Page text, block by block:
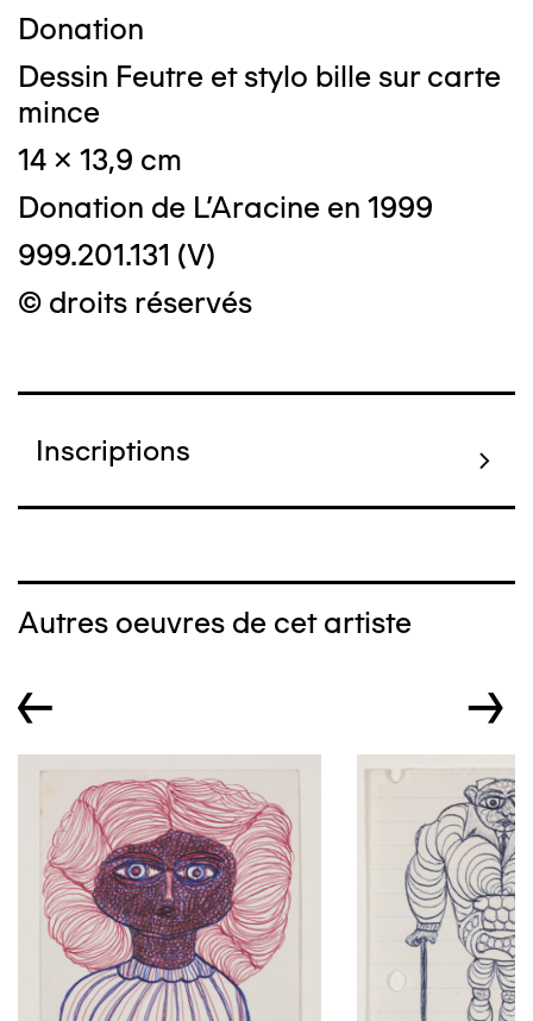
Donation
Dessin Feutre et stylo bille sur carte
mince
14 x 13,9 cm
Donation de L'Aracine en 1999
999.201.131 (V)
© droits réservés
Inscriptions
Autres oeuvres de cet artiste
← →